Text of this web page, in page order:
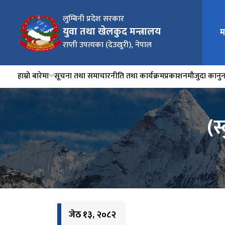
लुम्बिनी प्रदेश सरकार
युवा तथा खेलकुद मन्त्रालय
राप्ती उपत्यका (देउखुरी), नेपाल
हाम्रो बारेमा सूचना तथा समाचारनीति तथा कार्यक्रमप्रकाशनमौजुदा कानुन
जेठ १३, २०८२